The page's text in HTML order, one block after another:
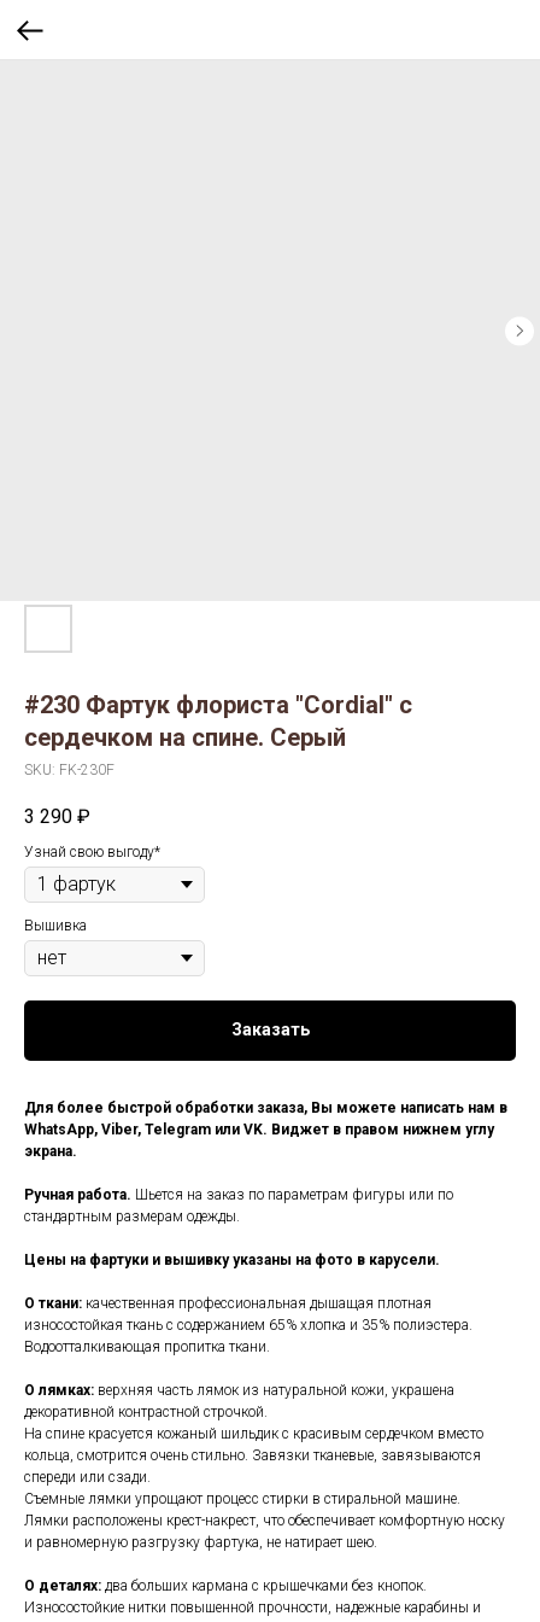
#230 Фартук флориста "Cordial" с
сердечком на спине. Серый
SKU: FK-230F
3 290 ₽
Узнай свою выгоду*
Вышивка
Заказать
Для более быстрой обработки заказа, Вы можете написать нам в
WhatsApp, Viber, Telegram или VK. Виджет в правом нижнем углу
экрана.
Ручная работа. Шьется на заказ по параметрам фигуры или по
стандартным размерам одежды.
Цены на фартуки и вышивку указаны на фото в карусели.
О ткани: качественная профессиональная дышащая плотная
износостойкая ткань с содержанием 65% хлопка и 35% полиэстера.
Водоотталкивающая пропитка ткани.
О лямках: верхняя часть лямок из натуральной кожи, украшена
декоративной контрастной строчкой.
На спине красуется кожаный шильдик с красивым сердечком вместо
кольца, смотрится очень стильно. Завязки тканевые, завязываются
спереди или сзади.
Съемные лямки упрощают процесс стирки в стиральной машине.
Лямки расположены крест-накрест, что обеспечивает комфортную носку
и равномерную разгрузку фартука, не натирает шею.
О деталях: два больших кармана с крышечками без кнопок.
Износостойкие нитки повышенной прочности, надежные карабины и